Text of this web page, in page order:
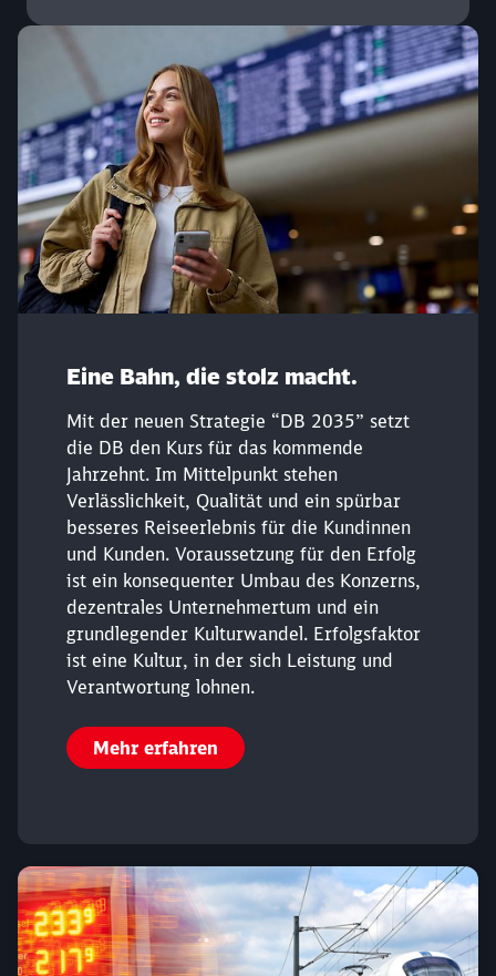
Eine Bahn, die stolz macht.
Mit der neuen Strategie “DB 2035” setzt
die DB den Kurs für das kommende
Jahrzehnt. Im Mittelpunkt stehen
Verlässlichkeit, Qualität und ein spürbar
besseres Reiseerlebnis für die Kundinnen
und Kunden. Voraussetzung für den Erfolg
ist ein konsequenter Umbau des Konzerns,
dezentrales Unternehmertum und ein
grundlegender Kulturwandel. Erfolgsfaktor
ist eine Kultur, in der sich Leistung und
Verantwortung lohnen.
Mehr erfahren